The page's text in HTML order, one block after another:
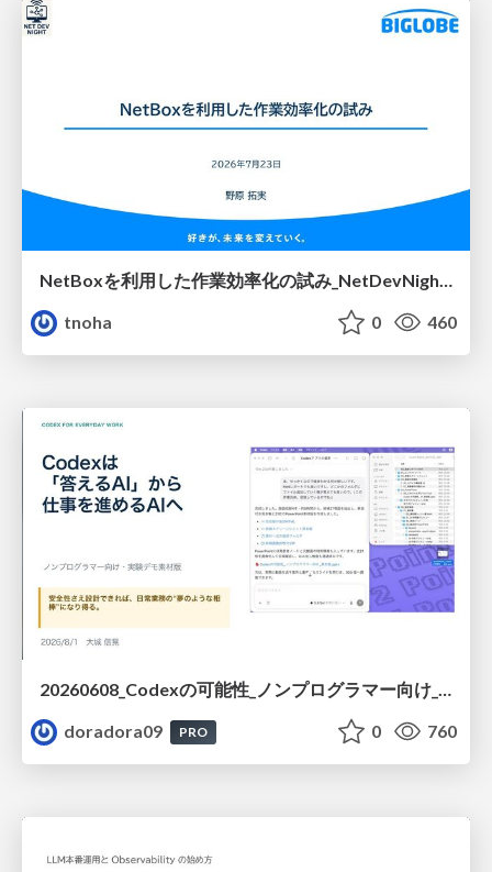
NetBoxを利用した作業効率化の試み_NetDevNight4
tnoha
0 460
20260608_Codexの可能性_ノンプログラマー向け_大城追記
doradora09
PRO 0 760